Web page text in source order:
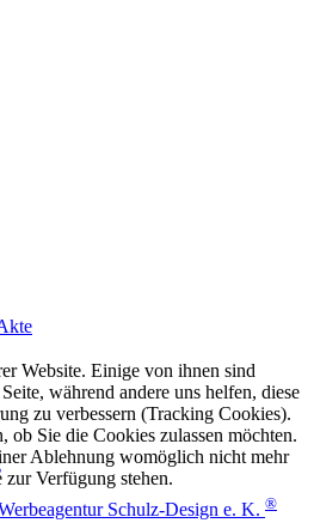
Schulz-Design e. K. ®
Website. Einige von ihnen sind
während andere uns helfen, diese
zu verbessern (Tracking Cookies).
ob Sie die Cookies zulassen möchten.
Ablehnung womöglich nicht mehr
Verfügung stehen.